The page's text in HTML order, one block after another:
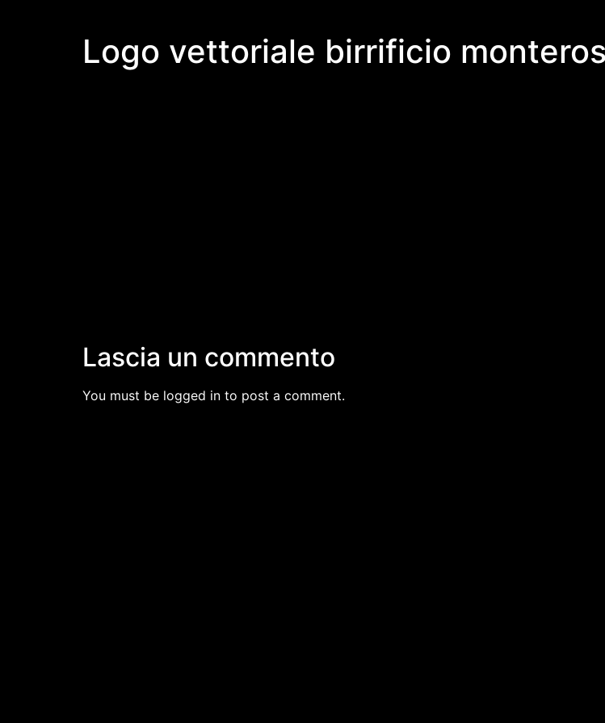
Logo vettoriale birrificio
Lascia un commento
You must be logged in to post a comment.